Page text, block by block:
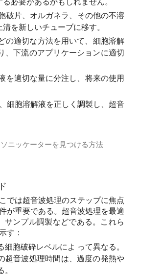
破片、オルガネラ、その他の不溶
を新しいチューブに移す。
の適切な方法を用いて、細胞溶解
、下流のアプリケーションに適切
を適切な量に分注し、将来の使用
細胞溶解液を正しく調製し、超音
ニッケーターを見つける方法
では超音波処理のステップに焦点
が重要である。超音波処理を最適
ンプル調製などである。これら
す：
胞破砕レベルによ って異なる。
超音波処理時間は、過度の発熱や